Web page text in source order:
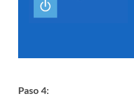
Paso 4: